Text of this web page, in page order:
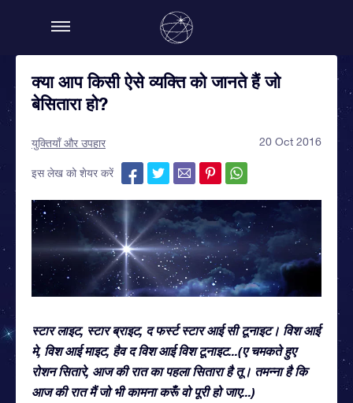
क्या आप किसी ऐसे व्यक्ति को जानते हैं जो
बेसितारा हो?
युक्तियाँ और उपहार 20 Oct 2016
इस लेख को शेयर करें
स्टार लाइट, स्टार ब्राइट, द फर्स्ट स्टार आई सी टूनाइट। विश आई
मे, विश आई माइट, हैव द विश आई विश टूनाइट...(ए चमकते हुए
रोशन सितारे, आज की रात का पहला सितारा है तू। तमन्ना है कि
आज की रात मैं जो भी कामना करूँ वो पूरी हो जाए...)